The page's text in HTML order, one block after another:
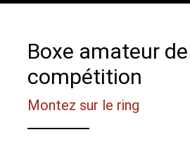
Boxe amateur de
compétition
Montez sur le ring